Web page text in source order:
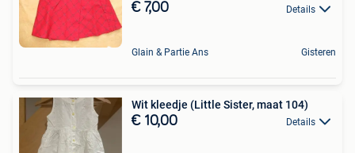
€ 7,00 Details
Glain & Partie Ans Gisteren
Wit kleedje (Little Sister, maat 104)
€ 10,00 Details